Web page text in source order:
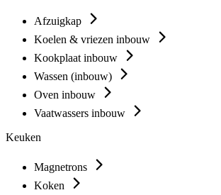
Afzuigkap
Koelen & vriezen inbouw
Kookplaat inbouw
Wassen (inbouw)
Oven inbouw
Vaatwassers inbouw
Keuken
Magnetrons
Koken